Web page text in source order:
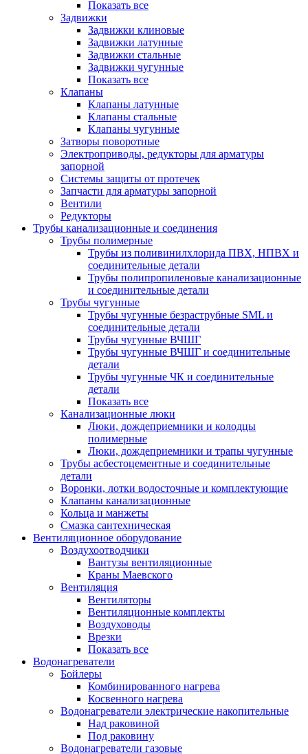
Показать все
Задвижки
Задвижки клиновые
Задвижки латунные
Задвижки стальные
Задвижки чугунные
Показать все
Клапаны
Клапаны латунные
Клапаны стальные
Клапаны чугунные
Затворы поворотные
Электроприводы, редукторы для арматуры
запорной
Системы защиты от протечек
Запчасти для арматуры запорной
Вентили
Редукторы
Трубы канализационные и соединения
Трубы полимерные
Трубы из поливинилхлорида ПВХ, НПВХ и
соединительные детали
Трубы полипропиленовые канализационные
и соединительные детали
Трубы чугунные
Трубы чугунные безраструбные SML и
соединительные детали
Трубы чугунные ВЧШГ
Трубы чугунные ВЧШГ и соединительные
детали
Трубы чугунные ЧК и соединительные
детали
Показать все
Канализационные люки
Люки, дождеприемники и колодцы
полимерные
Люки, дождеприемники и трапы чугунные
Трубы асбестоцементные и соединительные
детали
Воронки, лотки водосточные и комплектующие
Клапаны канализационные
Кольца и манжеты
Смазка сантехническая
Вентиляционное оборудование
Воздухоотводчики
Вантузы вентиляционные
Краны Маевского
Вентиляция
Вентиляторы
Вентиляционные комплекты
Воздуховоды
Врезки
Показать все
Водонагреватели
Бойлеры
Комбинированного нагрева
Косвенного нагрева
Водонагреватели электрические накопительные
Над раковиной
Под раковину
Водонагреватели газовые